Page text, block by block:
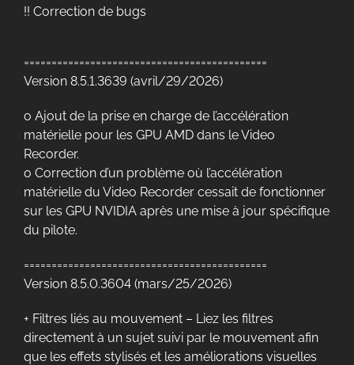
!! Correction de bugs
============================================
Version 8.5.1.3639 (avril/29/2026)
o Ajout de la prise en charge de l’accélération
matérielle pour les GPU AMD dans le Video
Recorder.
o Correction d’un problème où l’accélération
matérielle du Video Recorder cessait de fonctionner
sur les GPU NVIDIA après une mise à jour spécifique
du pilote.
============================================
Version 8.5.0.3604 (mars/25/2026)
+ Filtres liés au mouvement – Liez les filtres
directement à un sujet suivi par le mouvement afin
que les effets stylisés et les améliorations visuelles